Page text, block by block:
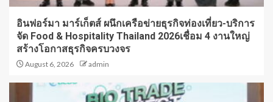
อินฟอร์มา มาร์เก็ตส์ ผนึกเครือข่ายธุรกิจท่องเที่ยว-บริการ
จัด Food & Hospitality Thailand 2026เชื่อม 4 งานใหญ่
สร้างโอกาสธุรกิจครบวงจร
August 6, 2026 admin